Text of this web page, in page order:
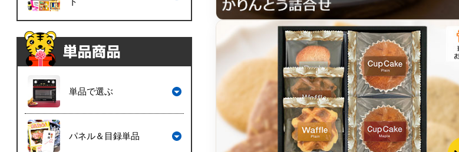
単品で選ぶ
パネル＆目録単品